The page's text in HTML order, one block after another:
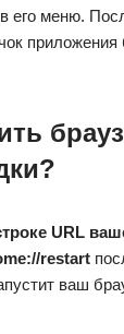
в его меню.
приложения
URL
restart
ваш